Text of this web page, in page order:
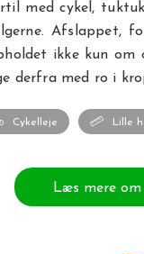
med cykel,
Afslappet,
ikke kun
derfra med ro i
Cykelleje Lille
Læs mere